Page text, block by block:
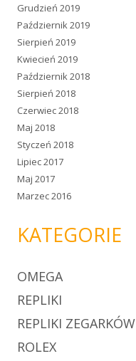
Grudzień 2019
Październik 2019
Sierpień 2019
Kwiecień 2019
Październik 2018
Sierpień 2018
Czerwiec 2018
Maj 2018
Styczeń 2018
Lipiec 2017
Maj 2017
Marzec 2016
KATEGORIE
OMEGA
REPLIKI
REPLIKI ZEGARKÓW
ROLEX